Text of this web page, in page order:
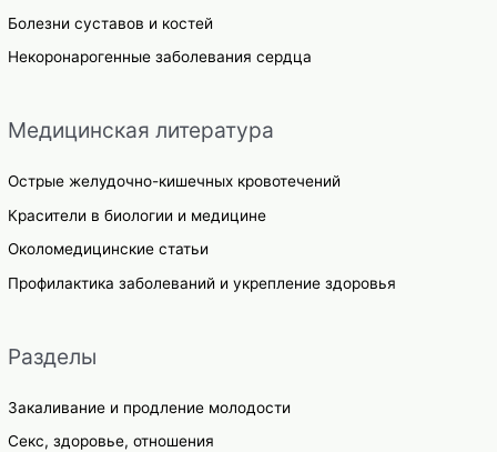
Болезни суставов и костей
Некоронарогенные заболевания сердца
Медицинская литература
Острые желудочно-кишечных кровотечений
Красители в биологии и медицине
Околомедицинские статьи
Профилактика заболеваний и укрепление здоровья
Разделы
Закаливание и продление молодости
Секс, здоровье, отношения